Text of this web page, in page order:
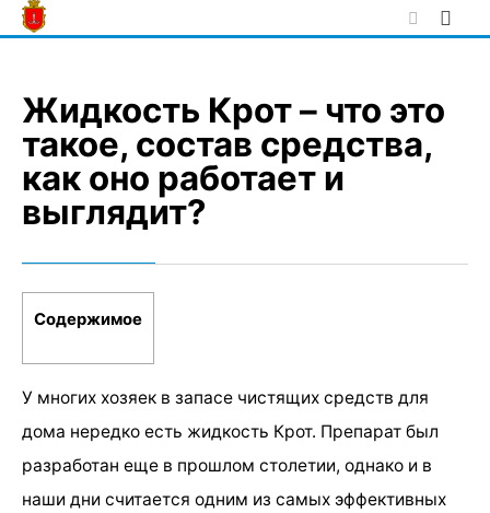
Skip
to
Жидкость Крот – что это
такое, состав средства,
как оно работает и
выглядит?
Содержимое
У многих хозяек в запасе чистящих средств для
дома нередко есть жидкость Крот. Препарат был
разработан еще в прошлом столетии, однако и в
наши дни считается одним из самых эффективных